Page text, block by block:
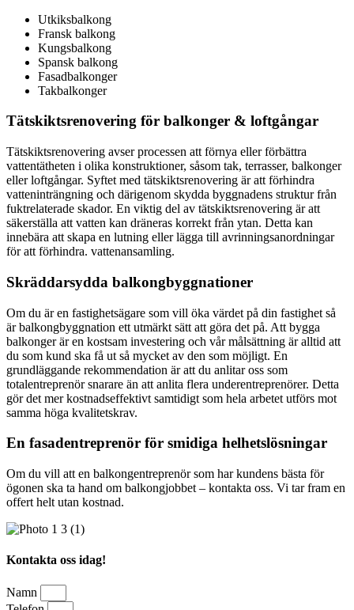
Utkiksbalkong
Fransk balkong
Kungsbalkong
Spansk balkong
Fasadbalkonger
Takbalkonger
Tätskiktsrenovering för balkonger & loftgångar
Tätskiktsrenovering avser processen att förnya eller förbättra
vattentätheten i olika konstruktioner, såsom tak, terrasser, balkonger
eller loftgångar. Syftet med tätskiktsrenovering är att förhindra
vatteninträngning och därigenom skydda byggnadens struktur från
fuktrelaterade skador. En viktig del av tätskiktsrenovering är att
säkerställa att vatten kan dräneras korrekt från ytan. Detta kan
innebära att skapa en lutning eller lägga till avrinningsanordningar
för att förhindra. vattenansamling.
Skräddarsydda balkongbyggnationer
Om du är en fastighetsägare som vill öka värdet på din fastighet så
är balkongbyggnation ett utmärkt sätt att göra det på. Att bygga
balkonger är en kostsam investering och vår målsättning är alltid att
du som kund ska få ut så mycket av den som möjligt. En
grundläggande rekommendation är att du anlitar oss som
totalentreprenör snarare än att anlita flera underentreprenörer. Detta
gör det mer kostnadseffektivt samtidigt som hela arbetet utförs mot
samma höga kvalitetskrav.
En fasadentreprenör för smidiga helhetslösningar
Om du vill att en balkongentreprenör som har kundens bästa för
ögonen ska ta hand om balkongjobbet – kontakta oss. Vi tar fram en
offert helt utan kostnad.
Kontakta oss idag!
Namn